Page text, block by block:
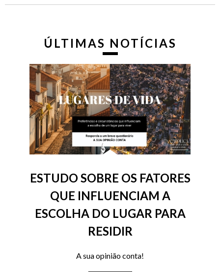
ÚLTIMAS NOTÍCIAS
ESTUDO SOBRE OS FATORES
QUE INFLUENCIAM A
ESCOLHA DO LUGAR PARA
RESIDIR
A sua opinião conta!